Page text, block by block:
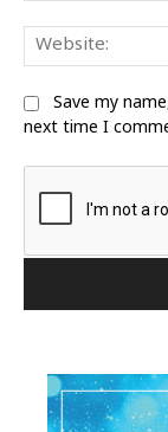
Save my
next time I